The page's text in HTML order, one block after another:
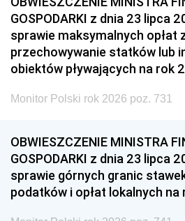
GOSPODARKI z dnia 23 lipca
sprawie maksymalnych opłat
przechowywanie statków lub
obiektów pływających na rok
Monitor Polski rok 2026 poz. 731
OBWIESZCZENIE MINISTRA
GOSPODARKI z dnia 23 lipca
sprawie górnych granic
podatków i opłat lokalnych na